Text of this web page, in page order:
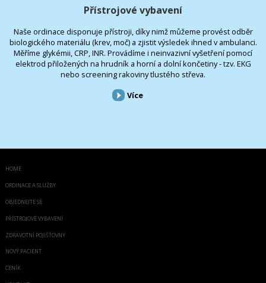
Přístrojové vybavení
Naše ordinace disponuje přístroji, díky nimž můžeme provést odběr
biologického materiálu (krev, moč) a zjistit výsledek ihned v ambulanci.
Měříme glykémii, CRP, INR. Provádíme i neinvazivní vyšetření pomocí
elektrod přiložených na hrudník a horní a dolní končetiny - tzv. EKG
nebo screening rakoviny tlustého střeva.
Více
HOME
ORDINACE A SLUŽBY
OBJEDNEJTE SE
PŘÍSTROJOVÉ VYBAVENÍ
ZDRAVOTNÍ POJIŠŤOVNY
NOVÝ PACIENT
CENÍK